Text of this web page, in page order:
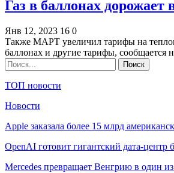
Газ в баллонах дорожает
Янв 12, 2023 16 0
Также МАРТ увеличил тарифы на
баллонах и другие тарифы,
ТОП новости
Новости
Apple заказала более 15 млрд
OpenAI готовит гигантский дата-
Mercedes превращает Венгрию в один